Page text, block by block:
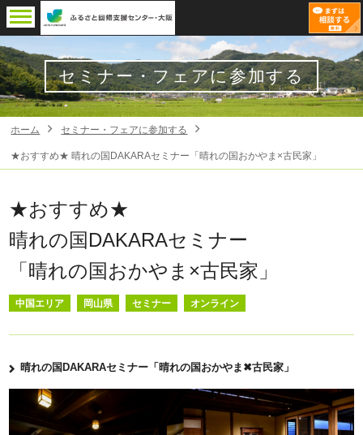
セミナー・フェアに参加する
ホーム セミナー・フェアに参加する
★おすすめ★ 晴れの国DAKARAセミナー「晴れの国おかやま×古民家」
★おすすめ★
晴れの国DAKARAセミナー
「晴れの国おかやま×古民家」
中国エリア 岡山県 セミナー オンライン
晴れの国DAKARAセミナー「晴れの国おかやま✖古民家」